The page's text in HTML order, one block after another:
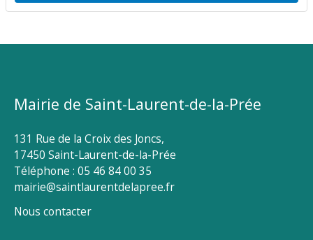
Mairie de Saint-Laurent-de-la-Prée
131 Rue de la Croix des Joncs,
17450 Saint-Laurent-de-la-Prée
Téléphone : 05 46 84 00 35
mairie@saintlaurentdelapree.fr
Nous contacter